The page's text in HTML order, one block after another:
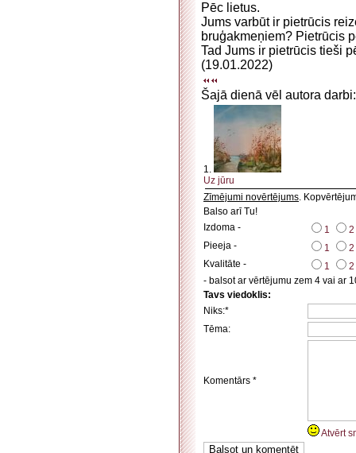
Pēc lietus.
Jums varbūt ir pietrūcis
bruģakmeņiem? Pietrūcis
Tad Jums ir pietrūcis tieši
(19.01.2022)
Šajā dienā vēl autora darbi:
1.
Uz jūru
Zīmējumi novērtējums.
Balso arī Tu!
Izdoma -
1
2
Pieeja -
1
2
Kvalitāte -
1
2
- balsot ar vērtējumu zem 4 vai ar
Tavs viedoklis:
Niks:*
Tēma:
Komentārs *
Atvērt